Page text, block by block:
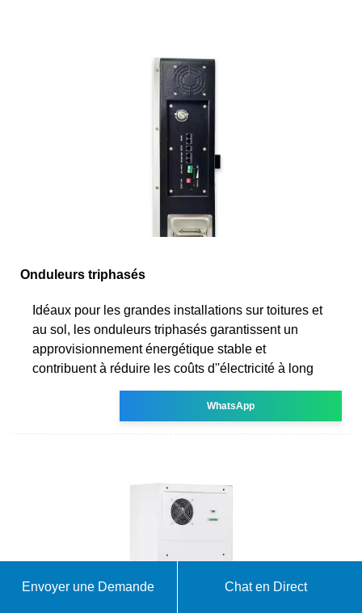
Onduleurs triphasés
Idéaux pour les grandes installations sur toitures et
au sol, les onduleurs triphasés garantissent un
approvisionnement énergétique stable et
contribuent à réduire les coûts d''électricité à long
WhatsApp
Envoyer une Demande Chat en Direct